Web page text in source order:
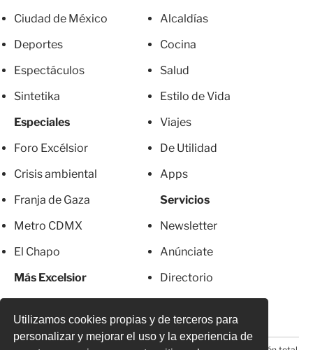
Utilizamos cookies propias y de terceros para
personalizar y mejorar el uso y la experiencia de
Ciudad de México
Deportes
Espectáculos
Sintetika
Especiales
Foro Excélsior
Crisis ambiental
Franja de Gaza
Metro CDMX
El Chapo
Más Excelsior
Alcaldías
Cocina
Salud
Estilo de Vida
Viajes
De Utilidad
Apps
Servicios
Newsletter
Anúnciate
Directorio